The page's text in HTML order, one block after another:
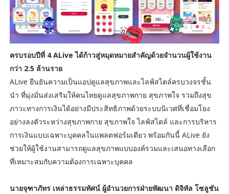
ครบรอบปีที่ 4 ALive ได้ก้าวสู่หมุดหมายสำคัญด้วยจำนวนผู้ใช้งาน
กว่า 2.5 ล้านราย
ALive ยืนยันความเป็นแอปดูแลสุขภาพและไลฟ์สไตล์ครบวงจรชั้น
นำ ที่มุ่งมั่นส่งเสริมให้คนไทยดูแลสุขภาพกาย สุขภาพใจ รวมถึงสุข
ภาวะทางการเงินได้อย่างมีประสิทธิภาพด้วยระบบนิเวศที่เชื่อมโยง
อย่างลงตัวระหว่างสุขภาพกาย สุขภาพใจ ไลฟ์สไตล์ และการบริหาร
การเงินแบบเฉพาะบุคคลในแพลตฟอร์มเดียว พร้อมกันนี้ ALive ยัง
ช่วยให้ผู้ใช้งานสามารถดูแลสุขภาพแบบองค์รวมและเสนอทางเลือก
ที่เหมาะสมกับความต้องการเฉพาะบุคคล
นายจุฑาภัทร เหล่าธรรมทัศน์ ผู้อำนวยการฝ่ายพัฒนา ดิจิทัล โซลูชัน